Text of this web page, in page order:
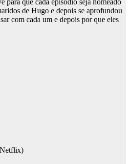
para que cada episódio seja nomeado
de Hugo e depois se aprofundou
com cada um e depois por que eles